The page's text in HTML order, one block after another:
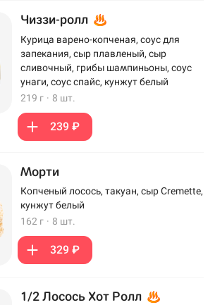
Чиззи-ролл
Курица варено-копченая, соус для
запекания, сыр плавленый, сыр
сливочный, грибы шампиньоны, соус
унаги, соус спайс, кунжут белый
219 г · 8 шт.
239 ₽
Морти
Копченый лосось, такуан, сыр Cremette,
кунжут белый
162 г · 8 шт.
329 ₽
1/2 Лосось Хот Ролл